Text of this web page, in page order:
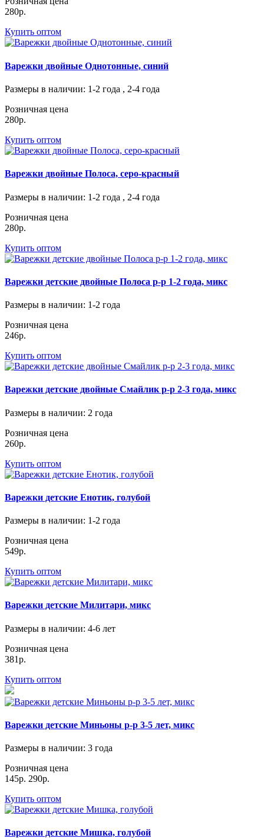
280р.
Купить оптом
Варежки двойные Однотонные, синий
Размеры в наличии: 1-2 года , 2-4 года
Розничная цена
280р.
Купить оптом
Варежки двойные Полоса, серо-красный
Размеры в наличии: 1-2 года , 2-4 года
Розничная цена
280р.
Купить оптом
Варежки детские двойные Полоса р-р 1-2 года, микс
Размеры в наличии: 1-2 года
Розничная цена
246р.
Купить оптом
Варежки детские двойные Смайлик р-р 2-3 года, микс
Размеры в наличии: 2 года
Розничная цена
260р.
Купить оптом
Варежки детские Енотик, голубой
Размеры в наличии: 1-2 года
Розничная цена
549р.
Купить оптом
Варежки детские Милитари, микс
Размеры в наличии: 4-6 лет
Розничная цена
381р.
Купить оптом
Варежки детские Миньоны р-р 3-5 лет, микс
Размеры в наличии: 3 года
Розничная цена
145р. 290р.
Купить оптом
Варежки детские Мишка, голубой